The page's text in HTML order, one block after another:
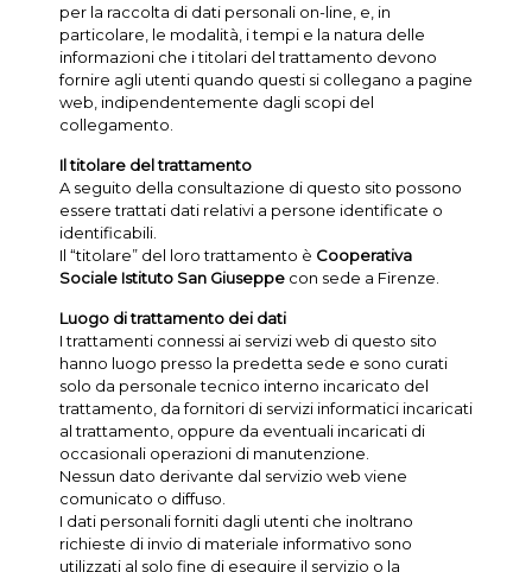
per la raccolta di dati personali on-line, e, in
particolare, le modalità, i tempi e la natura delle
informazioni che i titolari del trattamento devono
fornire agli utenti quando questi si collegano a pagine
web, indipendentemente dagli scopi del
collegamento.
Il titolare del trattamento
A seguito della consultazione di questo sito possono
essere trattati dati relativi a persone identificate o
identificabili.
Il “titolare” del loro trattamento è Cooperativa
Sociale Istituto San Giuseppecon sede a Firenze.
Luogo di trattamento dei dati
I trattamenti connessi ai servizi web di questo sito
hanno luogo presso la predetta sede e sono curati
solo da personale tecnico interno incaricato del
trattamento, da fornitori di servizi informatici incaricati
al trattamento, oppure da eventuali incaricati di
occasionali operazioni di manutenzione.
Nessun dato derivante dal servizio web viene
comunicato o diffuso.
I dati personali forniti dagli utenti che inoltrano
richieste di invio di materiale informativo sono
utilizzati al solo fine di eseguire il servizio o la